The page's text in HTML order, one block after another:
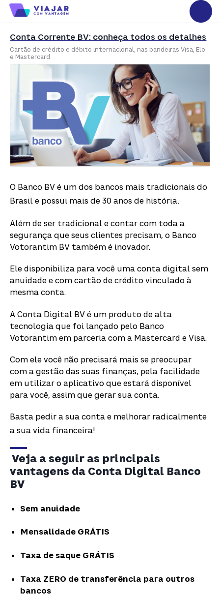
Conta Corrente BV: conheça todos os detalhes
Cartão de crédito e débito internacional, nas bandeiras Visa, Elo
e Mastercard
O Banco BV é um dos bancos mais tradicionais do
Brasil e possui mais de 30 anos de história.
Além de ser tradicional e contar com toda a
segurança que seus clientes precisam, o Banco
Votorantim BV também é inovador.
Ele disponibiliza para você uma conta digital sem
anuidade e com cartão de crédito vinculado à
mesma conta.
A Conta Digital BV é um produto de alta
tecnologia que foi lançado pelo Banco
Votorantim em parceria com a Mastercard e Visa.
Com ele você não precisará mais se preocupar
com a gestão das suas finanças, pela facilidade
em utilizar o aplicativo que estará disponível
para você, assim que gerar sua conta.
Basta pedir a sua conta e melhorar radicalmente
a sua vida financeira!
Veja a seguir as principais
vantagens da Conta Digital Banco
BV
Sem anuidade
Mensalidade GRÁTIS
Taxa de saque GRÁTIS
Taxa ZERO de transferência para outros
bancos